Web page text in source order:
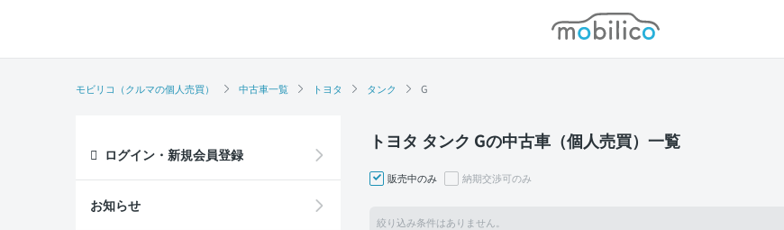
モビリコ
モビリコ（クルマの個人売買） 中古車一覧 トヨタ タンク G
トヨタ タンク Gの中古車（個人売買）一覧
販売中のみ 納期交渉可のみ
絞り込み条件はありません。
ログイン・新規会員登録
お知らせ